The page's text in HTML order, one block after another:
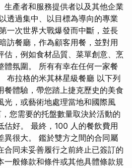
生產者和服務提供者以及其他企業
透過集中、以目標為導向的專業
一次世界大戰爆發而中斷，並長
訪餐廳，作為顧客用餐，並對用
估，例如食材品質、菜單創意、烹
體氛圍。 所有有幸在任何一家餐
布拉格的米其林星級餐廳 以下列
餐體驗，帶您踏上捷克歷史的美食
光，或藝術地處理當地和國際風
您需要的托盤數量取決於活動的
估好。 最終，100 人的餐飲費用
異很大。 鑑於雙方之間的合同屬
合同未妥善履行之前終止已簽訂的
一般條款和條件或其他具體條款規